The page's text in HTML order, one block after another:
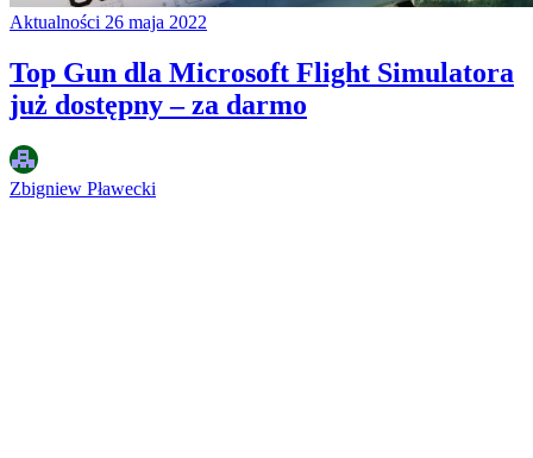
Aktualności 26 maja 2022
Top Gun dla Microsoft Flight Simulatora
już dostępny – za darmo
Zbigniew Pławecki